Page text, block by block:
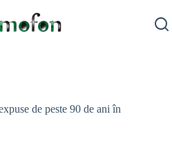
de peste 90 de ani în